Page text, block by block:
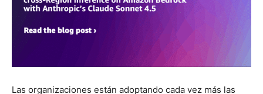
Las organizaciones están adoptando cada vez más las